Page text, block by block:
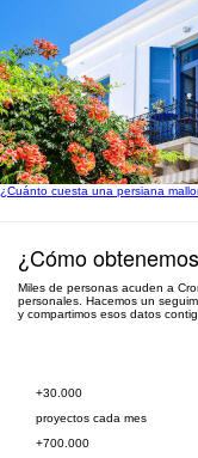
¿Cuánto cuesta una persiana
¿Cómo
Miles de personas acuden a
personales. Hacemos un
y compartimos esos datos
+30.000
proyectos cada mes
+700.000